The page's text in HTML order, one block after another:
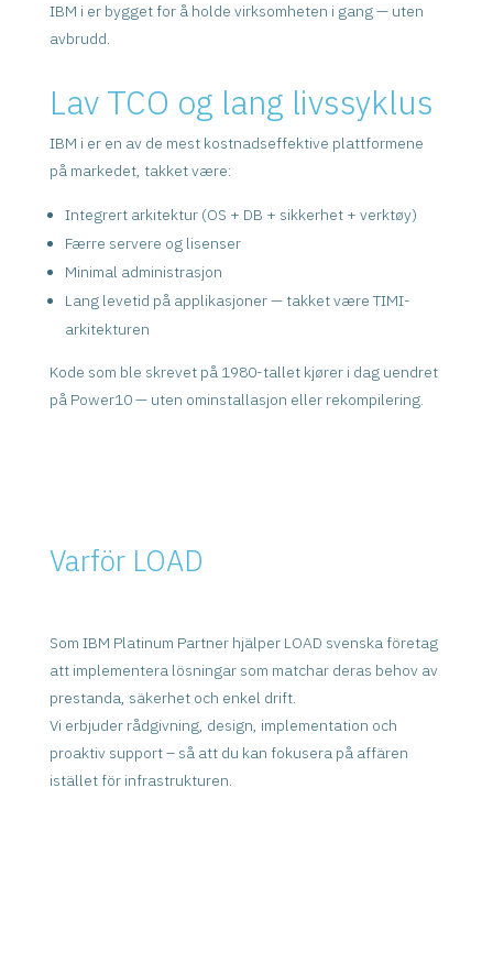
IBM i er bygget for å holde virksomheten i gang — uten
avbrudd.
Lav TCO og lang livssyklus
IBM i er en av de mest kostnadseffektive plattformene
på markedet, takket være:
Integrert arkitektur (OS + DB + sikkerhet + verktøy)
Færre servere og lisenser
Minimal administrasjon
Lang levetid på applikasjoner — takket være TIMI-
arkitekturen
Kode som ble skrevet på 1980-tallet kjører i dag uendret
på Power10 — uten ominstallasjon eller rekompilering.
Varför LOAD
Som IBM Platinum Partner hjälper LOAD svenska företag
att implementera lösningar som matchar deras behov av
prestanda, säkerhet och enkel drift.
Vi erbjuder rådgivning, design, implementation och
proaktiv support – så att du kan fokusera på affären
istället för infrastrukturen.